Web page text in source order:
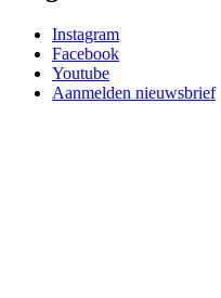
Instagram
Facebook
Youtube
Aanmelden nieuwsbrief